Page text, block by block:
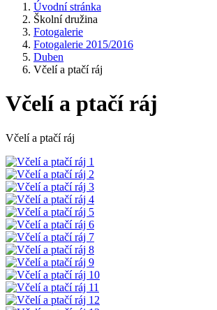
Úvodní stránka
Školní družina
Fotogalerie
Fotogalerie 2015/2016
Duben
Včelí a ptačí ráj
Včelí a ptačí ráj
Včelí a ptačí ráj